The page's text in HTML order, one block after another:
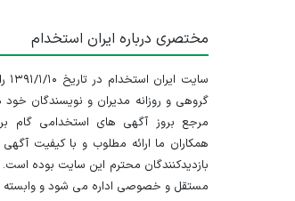
مختصری درباره ایران استخدام
گروهی و روزانه مدیران و نویسندگان
مرجع بروز آگهی های استخدامی گام
همکاران ما ارائه مطلوب و با کیفیت
بازدیدکنندگان محترم این سایت بوده
مستقل و خصوصی اداره می شود و وابسته